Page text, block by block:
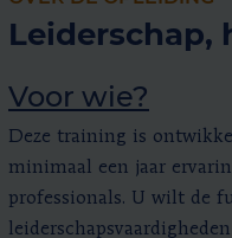
Leiderschap,
Voor wie?
Deze training is
minimaal een jaar
professionals. U wilt de